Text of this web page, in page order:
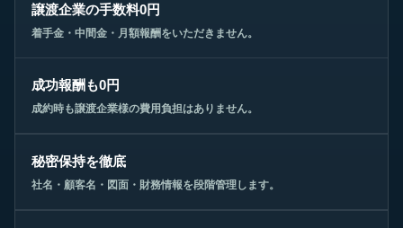
譲渡企業の手数料0円
着手金・中間金・月額報酬をいただきません。
成功報酬も0円
成約時も譲渡企業様の費用負担はありません。
秘密保持を徹底
社名・顧客名・図面・財務情報を段階管理します。